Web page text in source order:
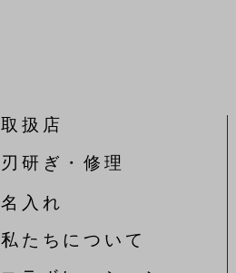
取扱店
刃研ぎ・修理
名入れ
私たちについて